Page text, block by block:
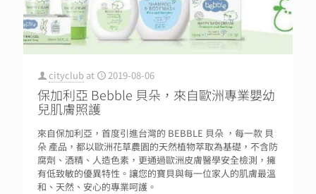
cityclub at 2019-08-06
保加利亞 Bebble 貝朵，來自歐洲專業嬰幼
兒肌膚照護
來自保加利亞，首度引進台灣的 BEBBLE 貝朵 ，每一款 貝
朵 產品，都以歐洲花草農園的天然植物萃取為基礎，不含防
腐劑、酒精、人造色素，更通過歐洲皮膚醫學安全檢測，擁
有低致敏的優異特性。讓您的寶貝與每一位家人的肌膚最溫
和、天然、安心的專業呵護。